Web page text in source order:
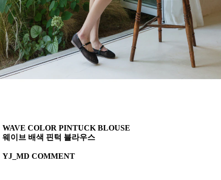
WAVE COLOR PINTUCK BLOUSE
웨이브 배색 핀턱 블라우스
YJ_MD COMMENT